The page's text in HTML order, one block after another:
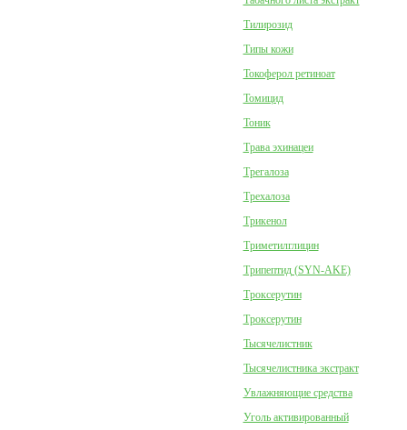
Тилирозид
Типы кожи
Токоферол ретиноат
Томицид
Тоник
Трава эхинацеи
Трегалоза
Трехалоза
Трикенол
Триметилглицин
Трипептид (SYN-AKE)
Троксерутин
Троксерутин
Тысячелистник
Тысячелистника экстракт
Увлажняющие средства
Уголь активированный